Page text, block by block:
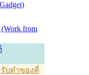
from
บทำของที่